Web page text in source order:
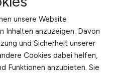
und
und der Region in
unsere Website
Inhalten anzuzeigen. Davon
und Sicherheit unserer
Cookies dabei helfen,
Funktionen anzubieten. Sie